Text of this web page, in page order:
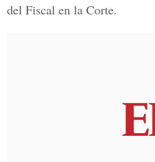
del Fiscal en la Corte.